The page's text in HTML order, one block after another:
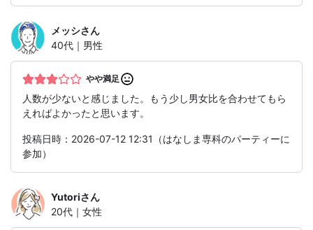
メッシさん
40代｜男性
やや満足
人数が少ないと感じました。もう少し男女比を合わせてもら
えればよかったと思います。
投稿日時：2026-07-12 12:31（はなしま専科のパーティーに
参加）
Yutoriさん
20代｜女性